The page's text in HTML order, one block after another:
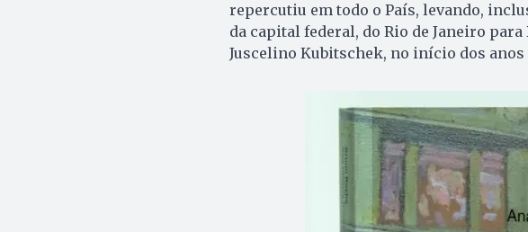
repercutiu em todo o País, levando,
da capital federal, do Rio de Janeiro
Juscelino Kubitschek, no início dos anos